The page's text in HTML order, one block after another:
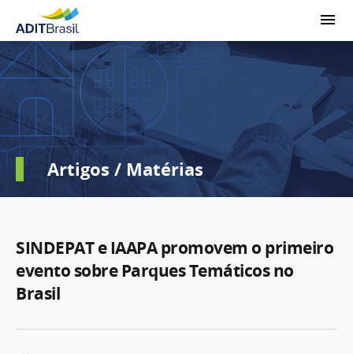
Artigos / Matérias
SINDEPAT e IAAPA promovem o primeiro
evento sobre Parques Temáticos no
Brasil